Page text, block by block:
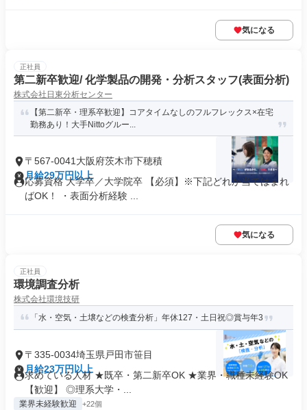
気になる
正社員
第二新卒歓迎/ 化学製品の開発・分析スタッフ(表面分析)
株式会社日東分析センター
【第二新卒・理系卒歓迎】コアタイムなしのフルフレックス×在宅
勤務あり！大手Nittoグルー...
〒567-0041大阪府茨木市下穂積
月給29万円以上
応募資格 大学卒／大学院卒 【必須】※下記どれか当てはまれ
ばOK！ ・表面分析経験 ...
気になる
正社員
環境調査分析
株式会社環境技研
「水・空気・土壌などの検査分析」年休127・土日祝◎賞与年3
〒335-0034埼玉県戸田市笹目
月給23万円以上
求めている人材 ★既卒・第二新卒OK ★業界・職種未経験OK
【歓迎】 ◎理系大学・...
業界未経験歓迎 +22個